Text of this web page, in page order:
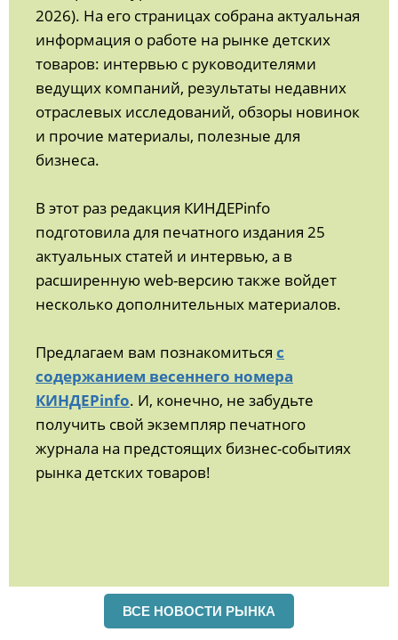
2026). На его страницах собрана актуальная
информация о работе на рынке детских
товаров: интервью с руководителями
ведущих компаний, результаты недавних
отраслевых исследований, обзоры новинок
и прочие материалы, полезные для
бизнеса.
В этот раз редакция КИНДЕРinfo
подготовила для печатного издания 25
актуальных статей и интервью, а в
расширенную web-версию также войдет
несколько дополнительных материалов.
Предлагаем вам познакомиться с
содержанием весеннего номера
КИНДЕРinfo. И, конечно, не забудьте
получить свой экземпляр печатного
журнала на предстоящих бизнес-событиях
рынка детских товаров!
ВСЕ НОВОСТИ РЫНКА